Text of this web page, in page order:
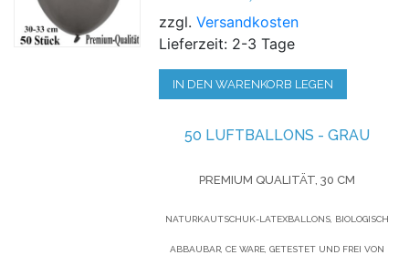
zzgl.Versandkosten
Lieferzeit: 2-3 Tage
IN DEN WARENKORB LEGEN
50 LUFTBALLONS - GRAU
PREMIUM QUALITÄT, 30 CM
NATURKAUTSCHUK-LATEXBALLONS, BIOLOGISCH
ABBAUBAR, CE WARE, GETESTET UND FREI VON